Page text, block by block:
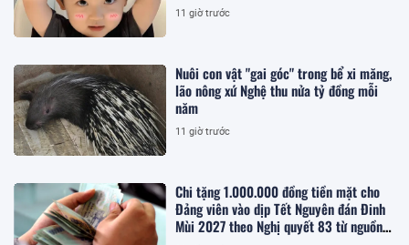
11 giờ trước
Nuôi con vật "gai góc" trong bể xi măng,
lão nông xứ Nghệ thu nửa tỷ đồng mỗi
năm
11 giờ trước
Chi tặng 1.000.000 đồng tiền mặt cho
Đảng viên vào dịp Tết Nguyên đán Đinh
Mùi 2027 theo Nghị quyết 83 từ nguồn